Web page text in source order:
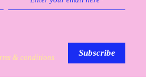
& conditions Subscribe